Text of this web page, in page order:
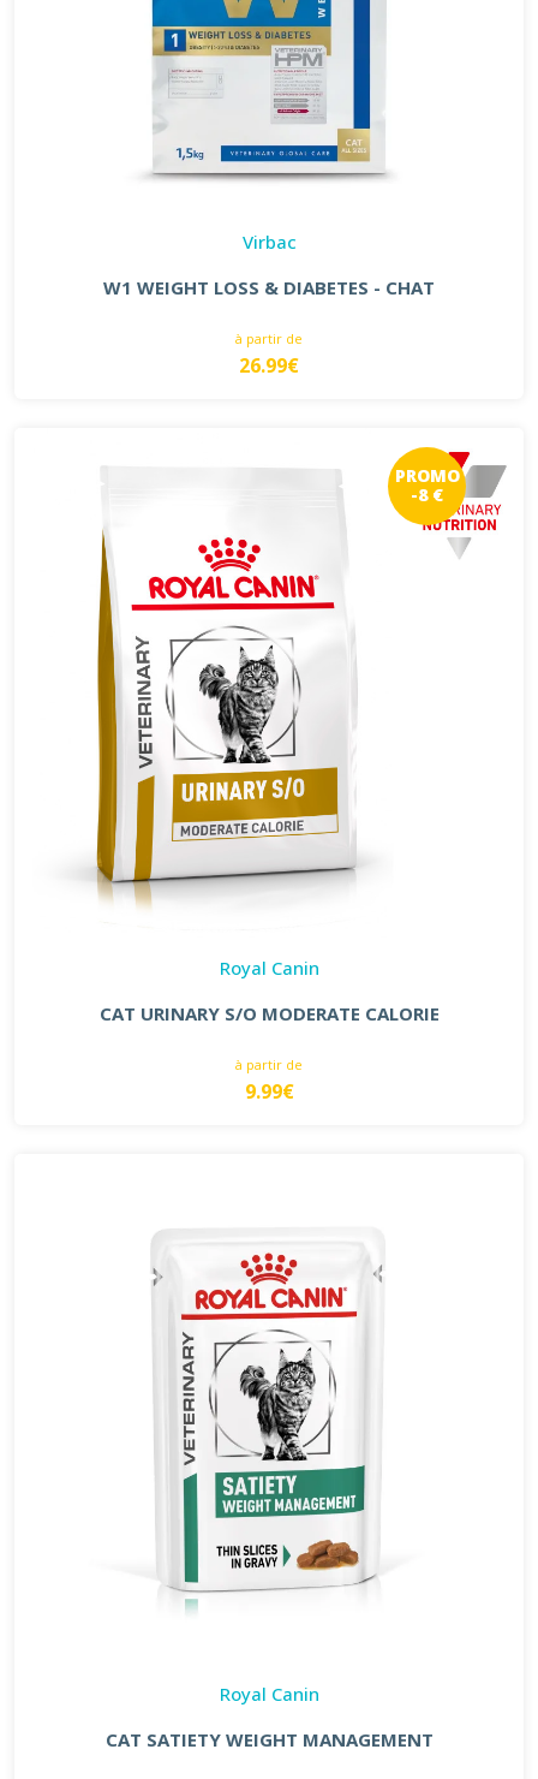
Virbac
W1 WEIGHT LOSS & DIABETES - CHAT
à partir de
26.99€
PROMO
-8 €
Royal Canin
CAT URINARY S/O MODERATE CALORIE
à partir de
9.99€
Royal Canin
CAT SATIETY WEIGHT MANAGEMENT